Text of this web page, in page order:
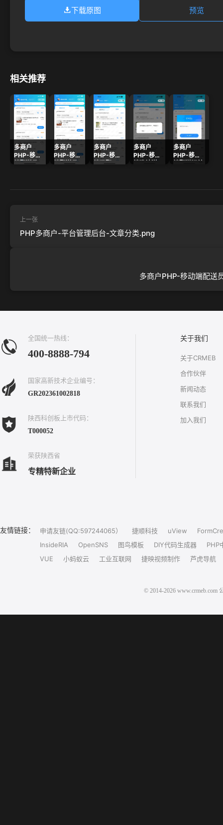
下载原图 预览
相关推荐
多商户
PHP-移动
端配送员-
多商户
PHP-移动
端配送员-
多商户
PHP-移动
端已配
多商户
PHP-移动
多商户
PHP-移动
上一张
PHP多商户-平台管理后台-文章分类.png
多商户PHP-移动端配送
全国统一热线：
400-8888-794
国家高新技术企业编号：
GR202361002818
陕西科创板上市代码：
T000052
荣获陕西省
专精特新企业
关于我们
关于CRMEB
合作伙伴
新闻动态
联系我们
加入我们
友情链接： 申请友链(QQ:597244065） 捷顺科技 uView
InsideRIA
OpenSNS 图鸟模板 DIY代码生成器
PHP
VUE
小蚂蚁云 工业互联网 捷映视频制作 芦虎导航
© 2014-2026